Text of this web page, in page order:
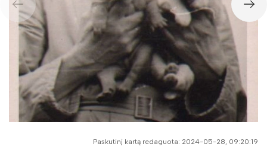
Paskutinį kartą redaguota: 2024-05-28, 09:20:19